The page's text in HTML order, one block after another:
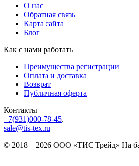
О нас
Обратная связь
Карта сайта
Блог
Как с нами работать
Преимущества регистрации
Оплата и доставка
Возврат
Публичная оферта
Контакты
+7(931)000-78-45.
sale@tis-tex.ru
© 2018 – 2026 ООО «ТИС Трейд» На